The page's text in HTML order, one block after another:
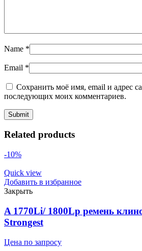
Name *
Email *
Сохранить моё имя, email и адрес
последующих моих комментариев.
Related products
-10%
Quick view
Добавить в избранное
Закрыть
A 1770Li/ 1800Lp ремень
Strongest
Цена по запросу